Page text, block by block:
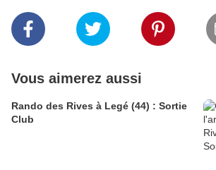
Vous aimerez aussi
Rando des Rives à Legé (44) : Sortie
Club